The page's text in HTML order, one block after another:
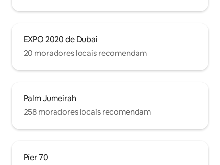
EXPO 2020 de Dubai
20 moradores locais recomendam
Palm Jumeirah
258 moradores locais recomendam
Píer 70